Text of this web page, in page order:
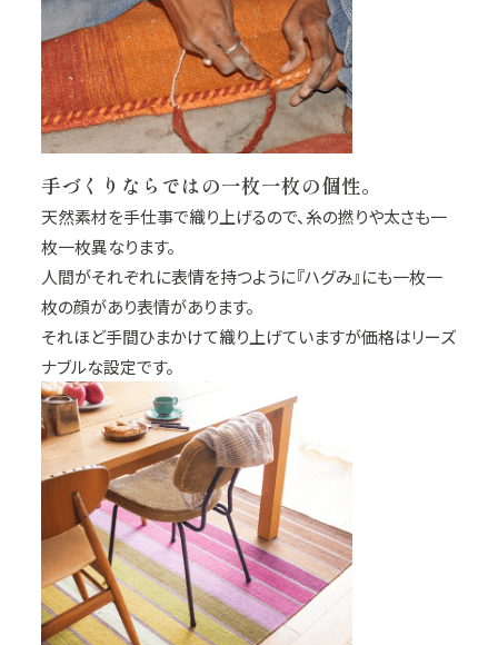
手づくりならではの一枚一枚の個性。
天然素材を手仕事で織り上げるので、糸の撚りや太さも一
枚一枚異なります。
人間がそれぞれに表情を持つように『ハグみ』にも一枚一
枚の顔があり表情があります。
それほど手間ひまかけて織り上げていますが価格はリーズ
ナブルな設定です。